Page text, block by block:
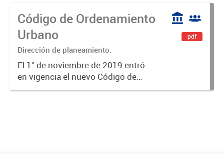
Código de Ordenamiento
Urbano
Dirección de planeamiento.
El 1° de noviembre de 2019 entró
en vigencia el nuevo Código de
Ordenamiento Urbano (C.O.U.). El
pdf